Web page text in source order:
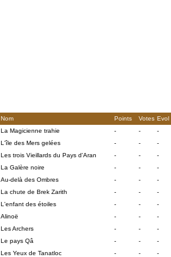
Nom Points Votes Evol
La Magicienne trahie
- -
-
L'île des Mers gelées
- -
-
Les trois Vieillards du Pays d'Aran
- -
-
La Galère noire
- -
-
Au-delà des Ombres
- -
-
La chute de Brek Zarith
- -
-
L'enfant des étoiles
- -
-
Alinoë
- -
-
Les Archers
- -
-
Le pays Qâ
- -
-
Les Yeux de Tanatloc
- -
-